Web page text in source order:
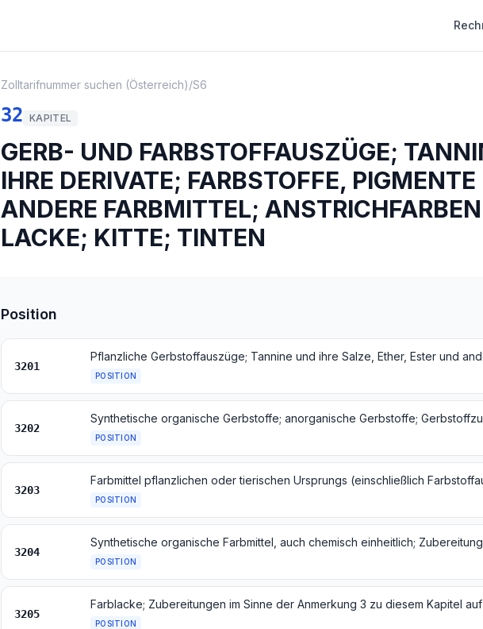
Zolltarifnummer suchen (Österreich)/S6
32 KAPITEL
GERB- UND FARBSTOFFAUSZÜGE;
IHRE DERIVATE; FARBSTOFFE,
ANDERE FARBMITTEL;
LACKE; KITTE; TINTEN
Position
3201
Pflanzliche Gerbstoffauszüge; Tannine und ihre Salze, Ether, Ester und
POSITION
3202
POSITION
3203
POSITION
3204
POSITION
3205
POSITION